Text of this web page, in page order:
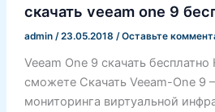
скачать veeam one 9
admin /23.05.2018 /Оставьте
Veeam One 9 скачать
сможете Скачать Veeam-One 9
мониторинга виртуальной